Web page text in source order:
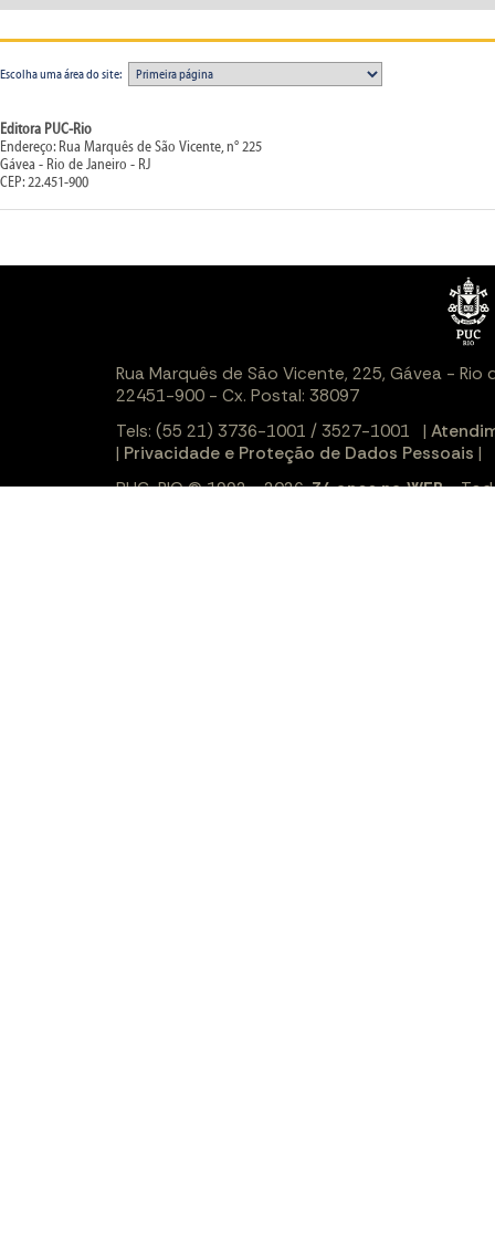
Escolha uma área do site:
Editora PUC-Rio
Endereço: Rua Marquês de São Vicente, n° 225
Gávea - Rio de Janeiro - RJ
CEP: 22.451-900